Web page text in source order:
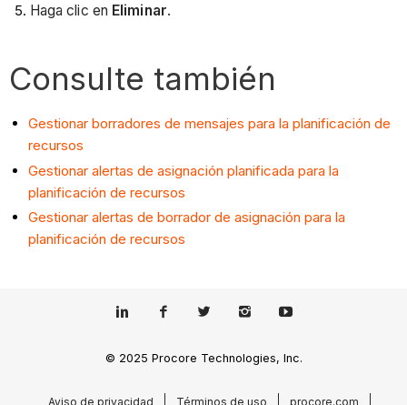
Haga clic en Eliminar.
Consulte también
Gestionar borradores de mensajes para la planificación de
recursos
Gestionar alertas de asignación planificada para la
planificación de recursos
Gestionar alertas de borrador de asignación para la
planificación de recursos
© 2025 Procore Technologies, Inc.
Aviso de privacidad Términos de uso procore.com